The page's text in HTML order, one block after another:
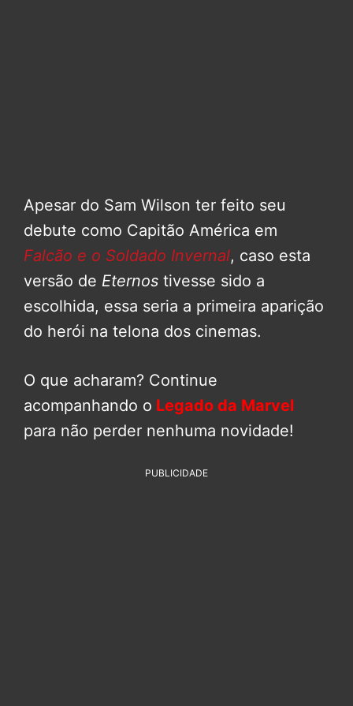
Apesar do Sam Wilson ter feito seu
debute como Capitão América em
Falcão e o Soldado Invernal, caso esta
versão de Eternos tivesse sido a
escolhida, essa seria a primeira aparição
do herói na telona dos cinemas.
O que acharam? Continue
acompanhando o Legado da Marvel
para não perder nenhuma novidade!
PUBLICIDADE